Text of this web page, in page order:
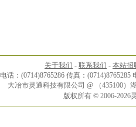
关于我们 - 联系我们 - 本站招
电话：(0714)8765286 传真：(0714)8765285
大冶市灵通科技有限公司 @ （435100
版权所有 © 2006-2026